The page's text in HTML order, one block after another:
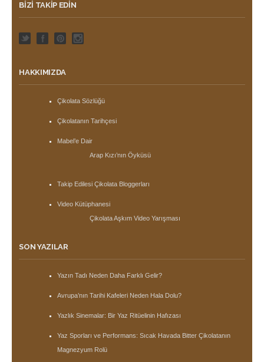
BIZI TAKIP EDIN
HAKKIMIZDA
Çikolata Sözlüğü
Çikolatanın Tarihçesi
Mabel’e Dair
Arap Kızı’nın Öyküsü
Takip Edilesi Çikolata Bloggerları
Video Kütüphanesi
Çikolata Aşkım Video Yarışması
SON YAZILAR
Yazın Tadı Neden Daha Farklı Gelir?
Avrupa’nın Tarihi Kafeleri Neden Hala Dolu?
Yazlık Sinemalar: Bir Yaz Ritüelinin Hafızası
Yaz Sporları ve Performans: Sıcak Havada Bitter Çikolatanın
Magnezyum Rolü